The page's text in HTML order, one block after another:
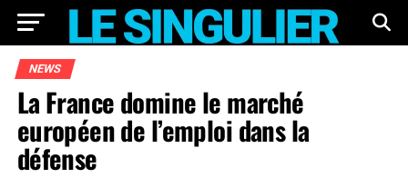
NEWS
La France domine le marché
européen de l’emploi dans la
défense